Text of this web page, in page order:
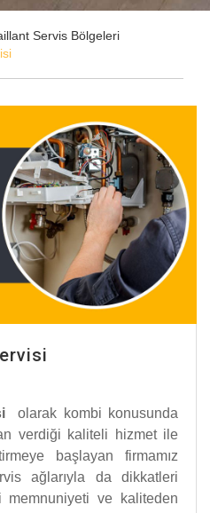
Servis Bölgeleri
olarak kombi konusunda
verdiği kaliteli hizmet ile
başlayan firmamız
ağlarıyla da dikkatleri
memnuniyeti ve kaliteden